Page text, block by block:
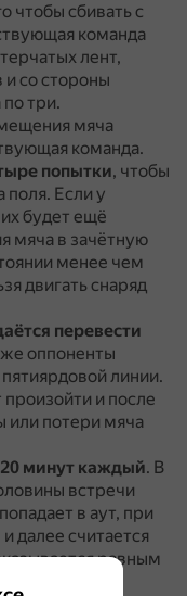
чтобы сбивать с
команда
лент,
и со стороны
три.
мяча
команда.
попытки, чтобы
поля. Если у
будет ещё
мяча в зачётную
менее чем
двигать снаряд
перевести
оппоненты
линии.
и после
или потери мяча
20 минут каждый. В
встречи
в аут, при
далее считается
равным